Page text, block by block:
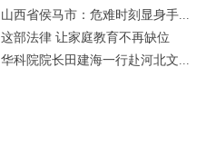
山西省侯马市：危难时刻显身手...
这部法律 让家庭教育不再缺位
华科院院长田建海一行赴河北文...